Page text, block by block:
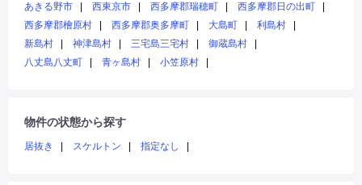
あきる野市
西東京市 西多摩郡瑞穂町
西多摩郡日の出町
西多摩郡檜原村
西多摩郡奥多摩町 大島町
利島村
新島村
神津島村 三宅島三宅村
御蔵島村
八丈島八丈町
青ヶ島村 小笠原村
物件の状態から探す
居抜き スケルトン 指定なし